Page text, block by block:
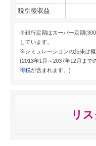
税引後収益
※銀行定期はスーパー定期
しています。
※シミュレーションの結果は概
(2013年1月～2037年12月まで
得税が含まれます。)
リ